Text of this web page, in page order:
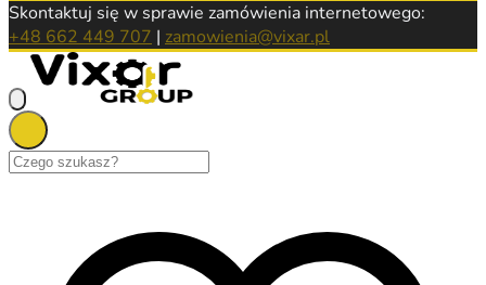
Skontaktuj się w sprawie zamówienia internetowego:
+48 662 449 707 | zamowienia@vixar.pl